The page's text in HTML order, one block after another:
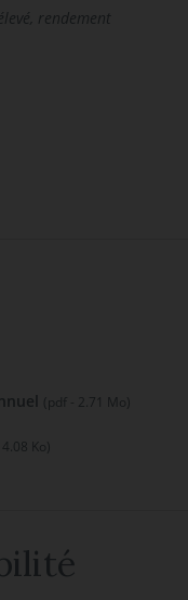
rendement
(pdf - 2.71 Mo)
Ko)